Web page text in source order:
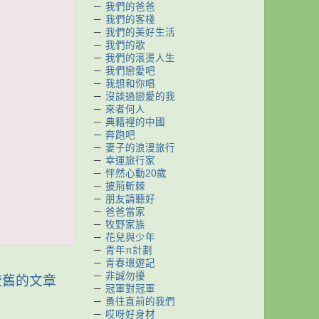
的文章
－ 我們的爸爸
－ 我們的客棧
－ 我們的美好生活
－ 我們的歌
－ 我們的滾燙人生
－ 我們戀愛吧
－ 我想和你唱
－ 沒談過戀愛的我
－ 來者何人
－ 典籍裡的中國
－ 奔跑吧
－ 妻子的浪漫旅行
－ 幸運旅行家
－ 怦然心動20歲
－ 披荊斬棘
－ 朋友請聽好
－ 爸爸當家
－ 牧野家族
－ 花兒與少年
－ 青年π計劃
－ 青春環遊記
－ 非誠勿擾
－ 冠軍對冠軍
－ 勇往直前的我們
－ 哎呀好身材